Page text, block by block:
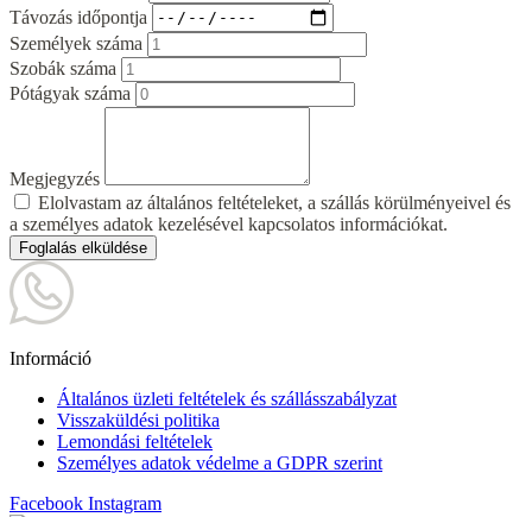
Távozás időpontja
Személyek száma
Szobák száma
Pótágyak száma
Megjegyzés
Elolvastam az általános feltételeket, a szállás körülményeivel és
a személyes adatok kezelésével kapcsolatos információkat.
Foglalás elküldése
Információ
Általános üzleti feltételek és szállásszabályzat
Visszaküldési politika
Lemondási feltételek
Személyes adatok védelme a GDPR szerint
Facebook Instagram